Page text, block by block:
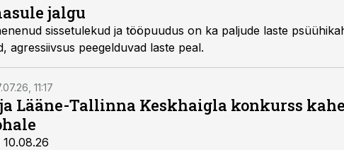
jalgu
on ka paljude laste psüühikahäirete taga, sest
vanemate stress, mured, agressiivsus peegelduvad laste peal.
11:17
Lääne-Tallinna Keskhaigla konkurss